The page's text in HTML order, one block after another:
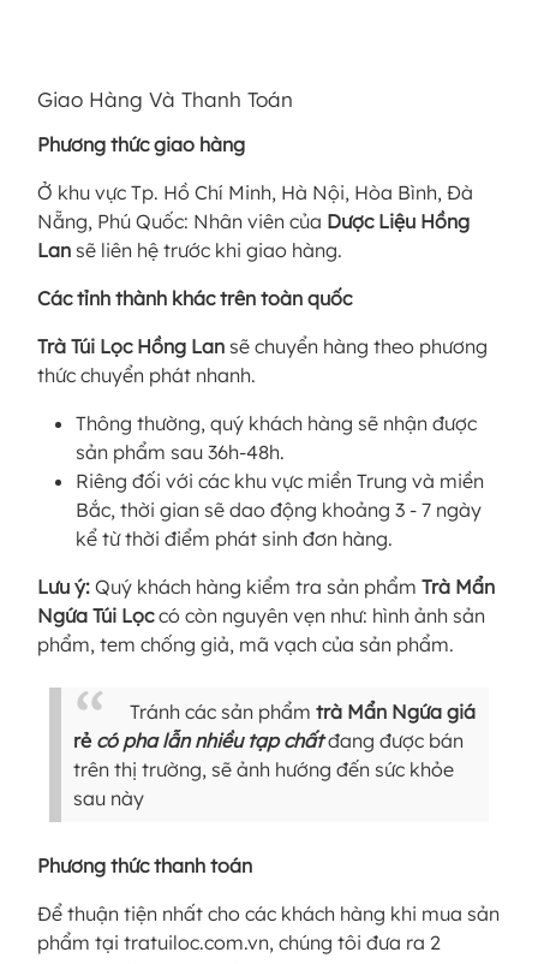
Giao Hàng Và Thanh Toán
Phương thức giao hàng
Ở khu vực Tp. Hồ Chí Minh, Hà Nội, Hòa Bình, Đà
Nẵng, Phú Quốc: Nhân viên của Dược Liệu Hồng
Lan sẽ liên hệ trước khi giao hàng.
Các tỉnh thành khác trên toàn quốc
Trà Túi Lọc Hồng Lan sẽ chuyển hàng theo phương
thức chuyển phát nhanh.
Thông thường, quý khách hàng sẽ nhận được
sản phẩm sau 36h-48h.
Riêng đối với các khu vực miền Trung và miền
Bắc, thời gian sẽ dao động khoảng 3 - 7 ngày
kể từ thời điểm phát sinh đơn hàng.
Lưu ý: Quý khách hàng kiểm tra sản phẩm Trà Mẩn
Ngứa Túi Lọccó còn nguyên vẹn như: hình ảnh sản
phẩm, tem chống giả, mã vạch của sản phẩm.
Tránh các sản phẩm trà Mẩn Ngứa giá
rẻ có pha lẫn nhiều tạp chấtđang được bán
trên thị trường, sẽ ảnh hướng đến sức khỏe
sau này
Phương thức thanh toán
Để thuận tiện nhất cho các khách hàng khi mua sản
phẩm tại tratuiloc.com.vn, chúng tôi đưa ra 2